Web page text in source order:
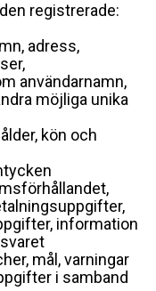
registrerade:
adress,
användarnamn,
möjliga unika
kön och
information
mål, varningar
i samband